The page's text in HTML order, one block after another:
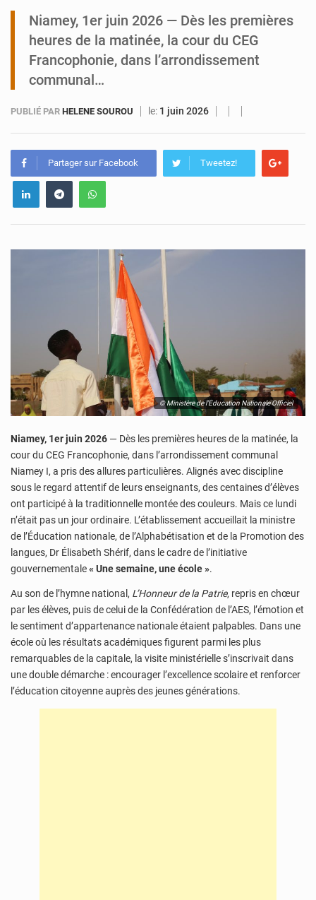
Tibiri : le dialogue, nouveau terrain de jeu pour la paix
Niamey, 1er juin 2026 — Dès les premières
heures de la matinée, la cour du CEG
Francophonie, dans l’arrondissement
communal…
PUBLIÉ PAR HELENE SOUROU le: 1 juin 2026
Partager sur Facebook Tweetez!
© Ministère de l’Education Nationale Officiel
Niamey, 1er juin 2026 — Dès les premières heures de la matinée, la
cour du CEG Francophonie, dans l’arrondissement communal
Niamey I, a pris des allures particulières. Alignés avec discipline
sous le regard attentif de leurs enseignants, des centaines d’élèves
ont participé à la traditionnelle montée des couleurs. Mais ce lundi
n’était pas un jour ordinaire. L’établissement accueillait la ministre
de l’Éducation nationale, de l’Alphabétisation et de la Promotion des
langues, Dr Élisabeth Shérif, dans le cadre de l’initiative
gouvernementale« Une semaine, une école ».
Au son de l’hymne national, L’Honneur de la Patrie, repris en chœur
par les élèves, puis de celui de la Confédération de l’AES, l’émotion et
le sentiment d’appartenance nationale étaient palpables. Dans une
école où les résultats académiques figurent parmi les plus
remarquables de la capitale, la visite ministérielle s’inscrivait dans
une double démarche : encourager l’excellence scolaire et renforcer
l’éducation citoyenne auprès des jeunes générations.